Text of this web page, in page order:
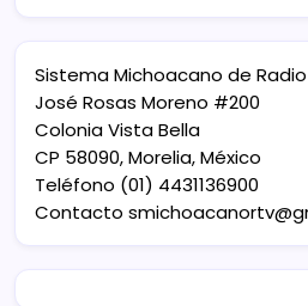
Sistema Michoacano de
José Rosas Moreno #200
Colonia Vista Bella
CP 58090, Morelia, México
Teléfono (01) 4431136900
Contacto